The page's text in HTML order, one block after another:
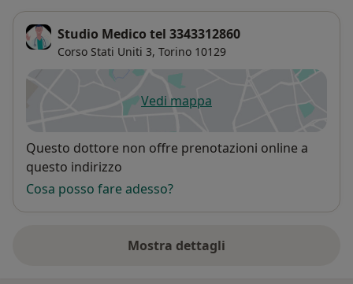
Studio Medico tel 3343312860
Corso Stati Uniti 3, Torino 10129
Vedi mappasi apre in una nuova scheda
Disponibilità
Questo dottore non offre prenotazioni online a
questo indirizzo
Cosa posso fare adesso?
Mostra dettagli
sull'indirizzo